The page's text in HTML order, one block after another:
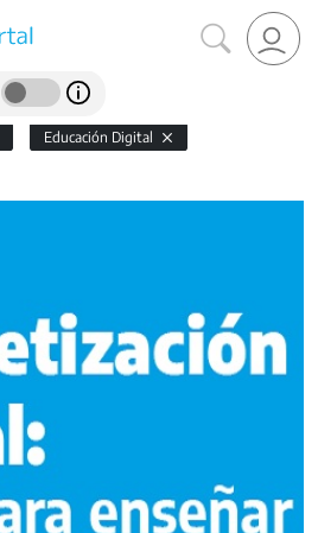
Educación Digital